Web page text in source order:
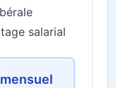
salarial